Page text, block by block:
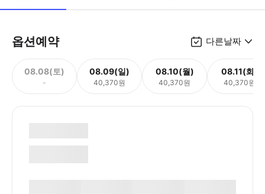
옵션예약 다른날짜
08.08(토)
-
08.09(일)
40,370원
08.10(월)
40,370원
08.11(화)
40,370원